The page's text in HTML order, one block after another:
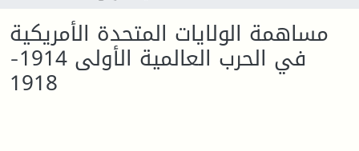
مساهمة الولايات المتحدة الأمريكية
في الحرب العالمية الأولى 1914-
1918